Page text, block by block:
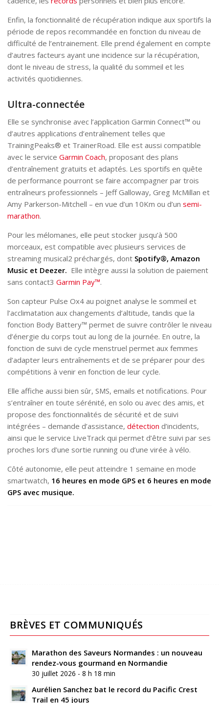
Enfin, la fonctionnalité de récupération indique aux sportifs la
période de repos recommandée en fonction du niveau de
difficulté de l’entrainement. Elle prend également en compte
d’autres facteurs ayant une incidence sur la récupération,
dont le niveau de stress, la qualité du sommeil et les
activités quotidiennes.
Ultra-connectée
Elle se synchronise avec l’application Garmin Connect™ ou
d’autres applications d’entraînement telles que
TrainingPeaks® et TrainerRoad. Elle est aussi compatible
avec le service Garmin Coach, proposant des plans
d’entraînement gratuits et adaptés. Les sportifs en quête
de performance pourront se faire accompagner par trois
entraîneurs professionnels – Jeff Galloway, Greg McMillan et
Amy Parkerson-Mitchell – en vue d’un 10Km ou d’un semi-
marathon.
Pour les mélomanes, elle peut stocker jusqu’à 500
morceaux, est compatible avec plusieurs services de
streaming musical2 préchargés, dont Spotify®, Amazon
Music et Deezer. Elle intègre aussi la solution de paiement
sans contact3 Garmin Pay™.
Son capteur Pulse Ox4 au poignet analyse le sommeil et
l’acclimatation aux changements d’altitude, tandis que la
fonction Body Battery™ permet de suivre contrôler le niveau
d’énergie du corps tout au long de la journée. En outre, la
fonction de suivi de cycle menstruel permet aux femmes
d’adapter leurs entraînements et de se préparer pour des
compétitions à venir en fonction de leur cycle.
Elle affiche aussi bien sûr, SMS, emails et notifications. Pour
s’entraîner en toute sérénité, en solo ou avec des amis, et
propose des fonctionnalités de sécurité et de suivi
intégrées – demande d’assistance, détection d’incidents,
ainsi que le service LiveTrack qui permet d’être suivi par ses
proches lors d’une sortie running ou d’une virée à vélo.
Côté autonomie, elle peut atteindre 1 semaine en mode
smartwatch, 16 heures en mode GPS et 6 heures en mode
GPS avec musique.
BRÈVES ET COMMUNIQUÉS
Marathon des Saveurs Normandes : un nouveau
rendez-vous gourmand en Normandie
30 juillet 2026 - 8 h 18 min
Aurélien Sanchez bat le record du Pacific Crest
Trail en 45 jours